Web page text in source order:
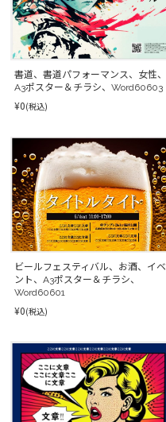
書道、書道パフォーマンス、女性、
A3ポスター＆チラシ、Word60603
¥0(税込)
ビールフェスティバル、お酒、イベ
ント、A3ポスター＆チラシ、
Word60601
¥0(税込)